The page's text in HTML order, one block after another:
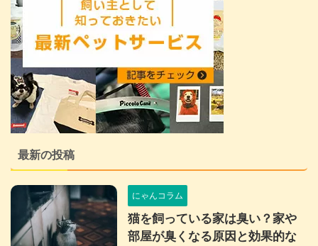
最新の投稿
にゃんコラム
猫を飼っている家は臭い？家や
部屋が臭くなる原因と効果的な